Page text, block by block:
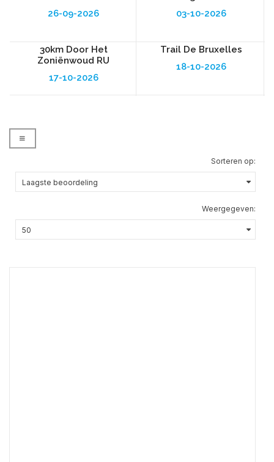
26-09-2026
03-10-2026
30km Door Het
Zoniënwoud RU
17-10-2026
Trail De Bruxelles
18-10-2026
Sorteren op:
Weergegeven: